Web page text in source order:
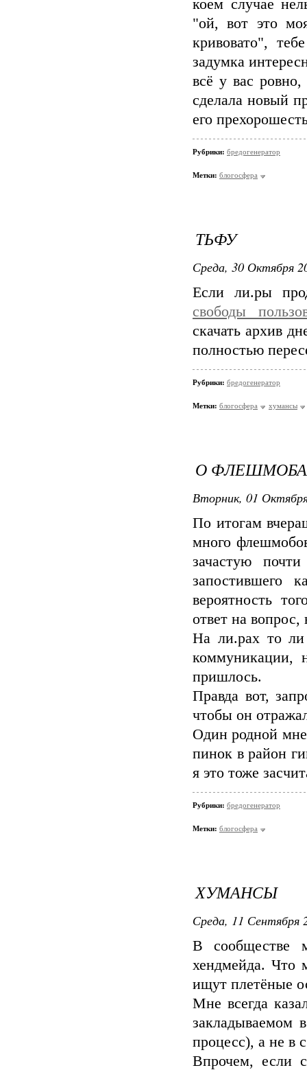
коем случае
"ой, вот это
кривовато",
задумка
всё у вас
сделала новый
его
Рубрики: бредогенератор
Метки: блогосфера
ТЬФУ
Среда, 30 Октября
Если ли.ры
свободы
скачать архив
полностью
Рубрики: бредогенератор
Метки: блогосфера хумансы
О
Вторник, 01
По итогам
много
зачастую
запостившего
вероятность
ответ на
На ли.рах то
коммуникации,
пришлось.
Правда вот,
чтобы он
Один родной
пинок в район
я это тоже
Рубрики: бредогенератор
Метки: блогосфера
ХУМАНСЫ
Среда, 11 Сентября
В сообществе
хендмейда. Что
ищут плетёные
Мне всегда
закладываемом
процесс), а не в
Впрочем, если